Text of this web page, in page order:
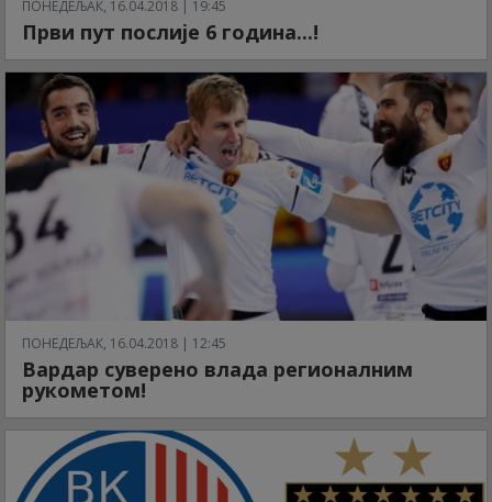
ПОНЕДЕЉАК, 16.04.2018 | 19:45
Први пут послије 6 година...!
ПОНЕДЕЉАК, 16.04.2018 | 12:45
Вардар суверено влада регионалним
рукометом!